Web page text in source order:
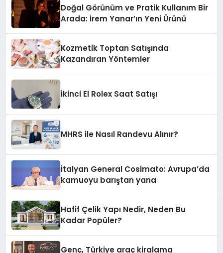
Doğal Görünüm ve Pratik Kullanım Bir
Arada: İrem Yanar’ın Yeni Ürünü
Kozmetik Toptan Satışında
Kazandıran Yöntemler
İkinci El Rolex Saat Satışı
MHRS ile Nasıl Randevu Alınır?
İtalyan General Cosimato: Avrupa’da
kamuoyu barıştan yana
Hafif Çelik Yapı Nedir, Neden Bu
Kadar Popüler?
Genç, Türkiye araç kiralama